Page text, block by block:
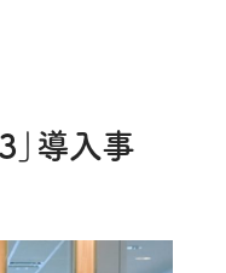
」導入事